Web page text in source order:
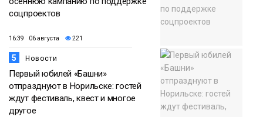
соцпроектов
16:39 06 августа 221
5 Новости
Первый юбилей «Башни»
отпразднуют в Норильске: гостей
ждут фестиваль, квест и многое
другое